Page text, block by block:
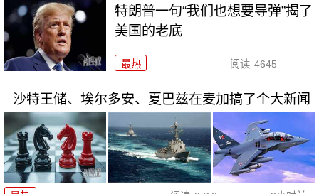
特朗普一句“我们也想要导弹”揭了
美国的老底
最热 阅读 4645
沙特王储、埃尔多安、夏巴兹在麦加搞了个大新闻